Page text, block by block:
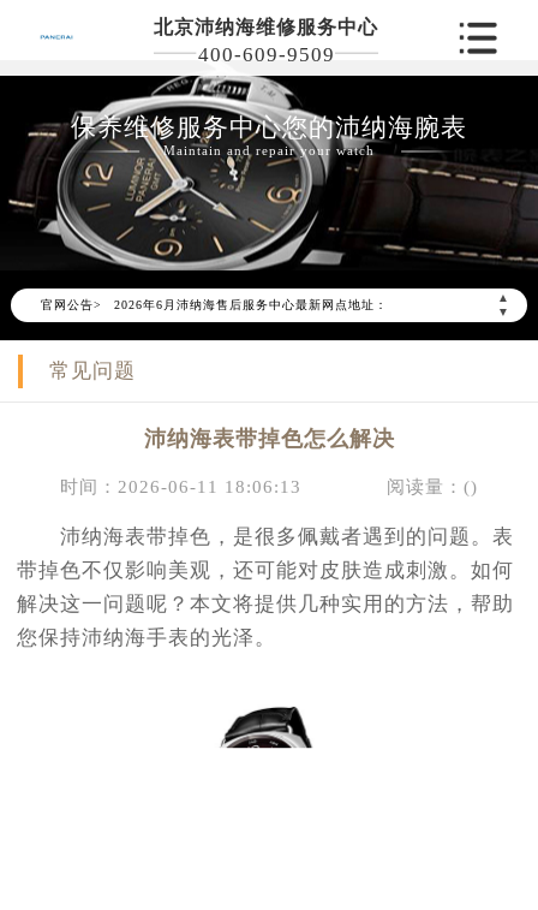
北京沛纳海维修服务中心
400-609-9509
保养维修服务中心您的沛纳海腕表
Maintain and repair your watch
官网公告>
▲
▼
2026年6月沛纳海北京市售后服务网络优化升级公告
2026年6月北京市沛纳海官方售后客户服务热线：400-609-9509
2026年6月沛纳海售后服务中心最新网点地址：
北京市东城区东长安街1号东方广场写字楼W3座6层602室（需提前预约）
常见问题
沛纳海表带掉色怎么解决
时间：2026-06-11 18:06:13 阅读量：()
沛纳海表带掉色，是很多佩戴者遇到的问题。表
带掉色不仅影响美观，还可能对皮肤造成刺激。如何
解决这一问题呢？本文将提供几种实用的方法，帮助
您保持沛纳海手表的光泽。